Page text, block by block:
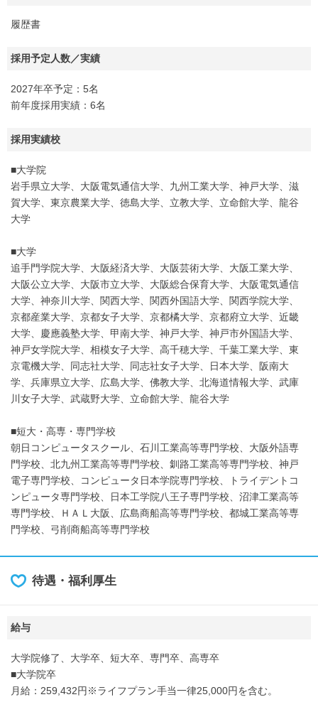
履歴書
採用予定人数／実績
2027年卒予定：5名
前年度採用実績：6名
採用実績校
■大学院
岩手県立大学、大阪電気通信大学、九州工業大学、神戸大学、滋
賀大学、東京農業大学、徳島大学、立教大学、立命館大学、龍谷
大学
■大学
追手門学院大学、大阪経済大学、大阪芸術大学、大阪工業大学、
大阪公立大学、大阪市立大学、大阪総合保育大学、大阪電気通信
大学、神奈川大学、関西大学、関西外国語大学、関西学院大学、
京都産業大学、京都女子大学、京都橘大学、京都府立大学、近畿
大学、慶應義塾大学、甲南大学、神戸大学、神戸市外国語大学、
神戸女学院大学、相模女子大学、高千穂大学、千葉工業大学、東
京電機大学、同志社大学、同志社女子大学、日本大学、阪南大
学、兵庫県立大学、広島大学、佛教大学、北海道情報大学、武庫
川女子大学、武蔵野大学、立命館大学、龍谷大学
■短大・高専・専門学校
朝日コンピュータスクール、石川工業高等専門学校、大阪外語専
門学校、北九州工業高等専門学校、釧路工業高等専門学校、神戸
電子専門学校、コンピュータ日本学院専門学校、トライデントコ
ンピュータ専門学校、日本工学院八王子専門学校、沼津工業高等
専門学校、ＨＡＬ大阪、広島商船高等専門学校、都城工業高等専
門学校、弓削商船高等専門学校
待遇・福利厚生
給与
大学院修了、大学卒、短大卒、専門卒、高専卒
■大学院卒
月給：259,432円※ライフプラン手当一律25,000円を含む。